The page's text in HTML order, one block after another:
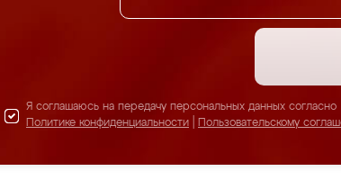
Я соглашаюсь на передачу персональных данных согласно
Политике конфиденциальности
Пользовательскому